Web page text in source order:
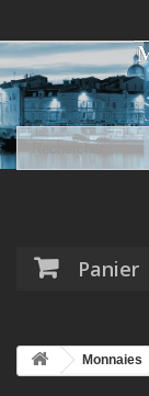
Panier
Monnaies